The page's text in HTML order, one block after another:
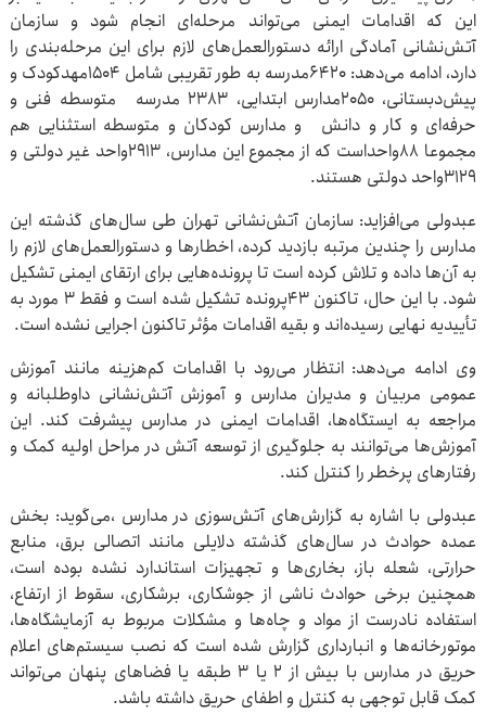
این که اقدامات ایمنی می‌تواند مرحله‌ای انجام شود و سازمان
آتش‌نشانی آمادگی ارائه دستورالعمل‌های لازم برای این مرحله‌بندی را
دارد، ادامه می‌دهد: ۶۴۲۰مدرسه به طور تقریبی شامل ۱۵۰۴مهدکودک و
پیش‌دبستانی، ۲۰۵۰مدارس ابتدایی، ۲۳۸۳ مدرسه متوسطه فنی و
حرفه‌ای و کار و دانش و مدارس کودکان و متوسطه استثنایی هم
مجموعا ۸۸واحداست که از مجموع این مدارس، ۲۹۱۳واحد غیر دولتی و
۳۱۲۹واحد دولتی هستند.
عبدولی می‌افزاید: سازمان آتش‌نشانی تهران طی سال‌های گذشته این
مدارس را چندین مرتبه بازدید کرده، اخطارها و دستورالعمل‌های لازم را
به آن‌ها داده و تلاش کرده است تا پرونده‌هایی برای ارتقای ایمنی تشکیل
شود. با این حال، تاکنون ۴۳پرونده تشکیل شده است و فقط ۳ مورد به
تأییدیه نهایی رسیده‌اند و بقیه اقدامات مؤثر تاکنون اجرایی نشده است.
وی ادامه می‌دهد: انتظار می‌رود با اقدامات کم‌هزینه مانند آموزش
عمومی مربیان و مدیران مدارس و آموزش آتش‌نشانی داوطلبانه و
مراجعه به ایستگاه‌ها، اقدامات ایمنی در مدارس پیشرفت کند. این
آموزش‌ها می‌توانند به جلوگیری از توسعه آتش در مراحل اولیه کمک و
رفتارهای پرخطر را کنترل کند.
عبدولی با اشاره به گزارش‌های آتش‌سوزی در مدارس ،می‌گوید: بخش
عمده حوادث در سال‌های گذشته دلایلی مانند اتصالی برق، منابع
حرارتی، شعله باز، بخاری‌ها و تجهیزات استاندارد نشده بوده است،
همچنین برخی حوادث ناشی از جوشکاری، برشکاری، سقوط از ارتفاع،
استفاده نادرست از مواد و چاه‌ها و مشکلات مربوط به آزمایشگاه‌ها،
موتورخانه‌ها و انبارداری گزارش شده است که نصب سیستم‌های اعلام
حریق در مدارس با بیش از ۲ یا ۳ طبقه یا فضاهای پنهان می‌تواند
کمک قابل توجهی به کنترل و اطفای حریق داشته باشد.